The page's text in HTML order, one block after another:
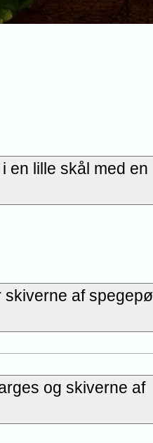
en lille skål med en
af
og skiverne af